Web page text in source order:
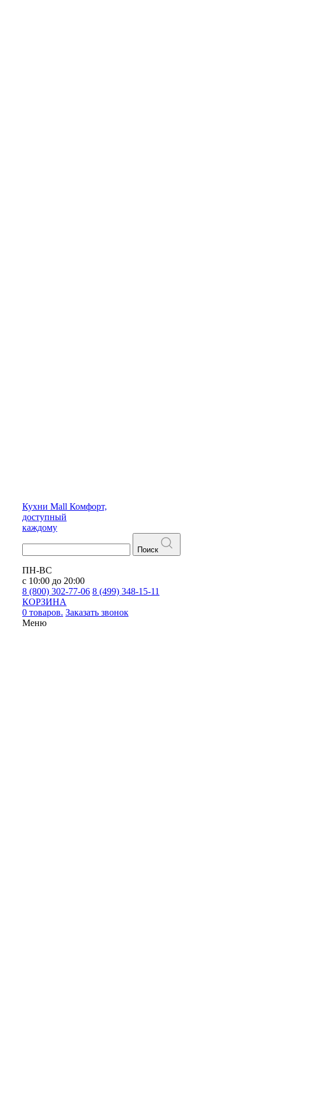
Кухни Mall Комфорт,
доступный
каждому
Поиск
ПН-ВС
с 10:00 до 20:00
8 (800) 302-77-06 8 (499) 348-15-11
КОРЗИНА
0 товаров. Заказать звонок
Меню